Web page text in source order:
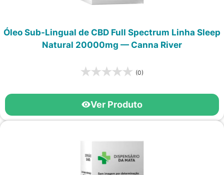
Óleo Sub-Lingual de CBD Full Spectrum Linha Sleep
Natural 20000mg — Canna River
(0)
Ver Produto